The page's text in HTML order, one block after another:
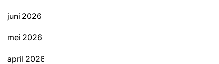
juni 2026
mei 2026
april 2026